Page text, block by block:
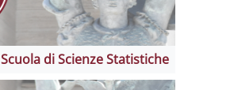
Scuola di Scienze Statistiche